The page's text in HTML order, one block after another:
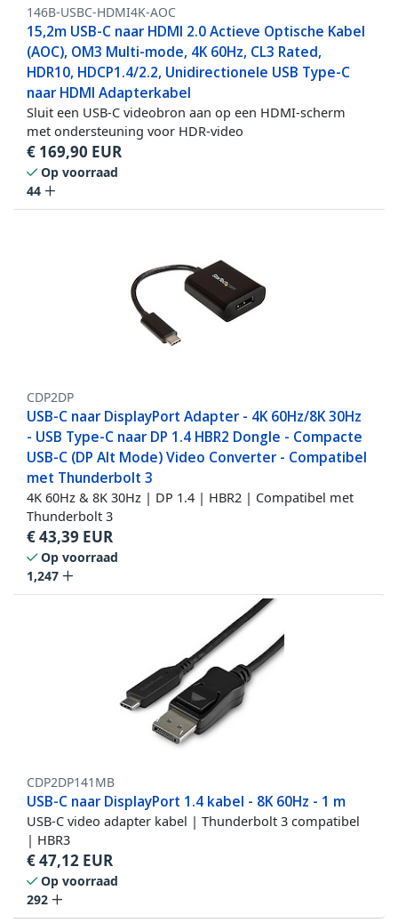
146B-USBC-HDMI4K-AOC
15,2m USB-C naar HDMI 2.0 Actieve Optische Kabel
(AOC), OM3 Multi-mode, 4K 60Hz, CL3 Rated,
HDR10, HDCP1.4/2.2, Unidirectionele USB Type-C
naar HDMI Adapterkabel
Sluit een USB-C videobron aan op een HDMI-scherm
met ondersteuning voor HDR-video
€ 169,90 EUR
Op voorraad
44
CDP2DP
USB-C naar DisplayPort Adapter - 4K 60Hz/8K 30Hz
- USB Type-C naar DP 1.4 HBR2 Dongle - Compacte
USB-C (DP Alt Mode) Video Converter - Compatibel
met Thunderbolt 3
4K 60Hz & 8K 30Hz | DP 1.4 | HBR2 | Compatibel met
Thunderbolt 3
€43,39 EUR
Op voorraad
1,247
CDP2DP141MB
USB-C naar DisplayPort 1.4 kabel - 8K 60Hz - 1 m
USB-C video adapter kabel | Thunderbolt 3 compatibel
| HBR3
€47,12 EUR
Op voorraad
292